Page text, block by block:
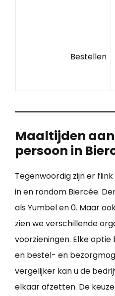
Bestellen
Maaltijden
persoon in
Tegenwoordig zijn er
in en rondom Biercée.
als Yumbel en 0. Maar
zien we verschillende
voorzieningen. Elke optie
en bestel- en
vergelijker kan u de
elkaar afzetten. De